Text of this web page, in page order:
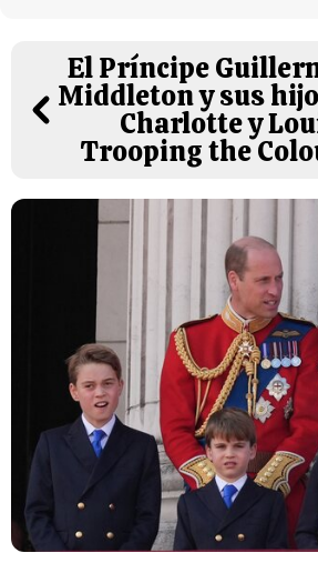
El Príncipe
Middleton y sus
Charlotte y
Trooping the